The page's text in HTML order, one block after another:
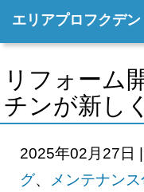
エリアプロフクデン
リフォーム
チンが新し
2025年02月27日 |
グ、 メンテナンス